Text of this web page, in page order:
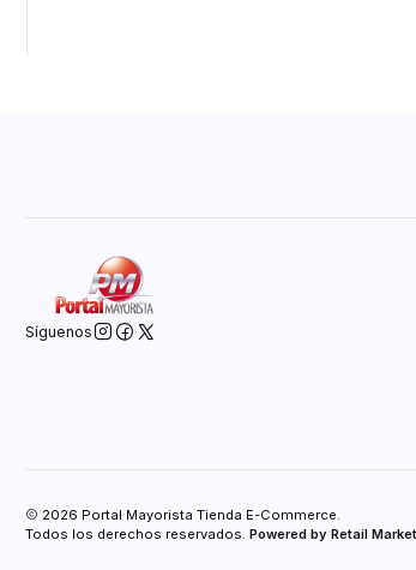
Síguenos
2026 Portal Mayorista Tienda E-Commerce.
Todos los derechos reservados. Powered by Retail